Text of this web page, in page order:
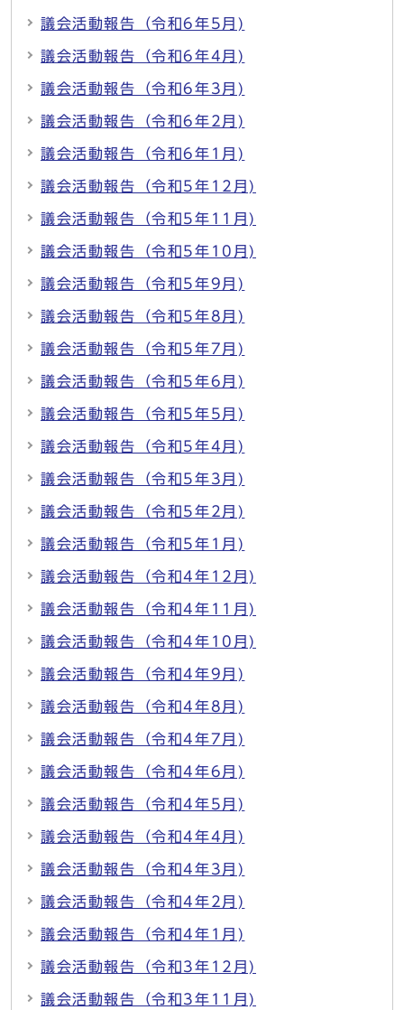
議会活動報告（令和6年5月)
議会活動報告（令和6年4月)
議会活動報告（令和6年3月)
議会活動報告（令和6年2月)
議会活動報告（令和6年1月)
議会活動報告（令和5年12月)
議会活動報告（令和5年11月)
議会活動報告（令和5年10月)
議会活動報告（令和5年9月)
議会活動報告（令和5年8月)
議会活動報告（令和5年7月)
議会活動報告（令和5年6月)
議会活動報告（令和5年5月)
議会活動報告（令和5年4月)
議会活動報告（令和5年3月)
議会活動報告（令和5年2月)
議会活動報告（令和5年1月)
議会活動報告（令和4年12月)
議会活動報告（令和4年11月)
議会活動報告（令和4年10月)
議会活動報告（令和4年9月)
議会活動報告（令和4年8月)
議会活動報告（令和4年7月)
議会活動報告（令和4年6月)
議会活動報告（令和4年5月)
議会活動報告（令和4年4月)
議会活動報告（令和4年3月)
議会活動報告（令和4年2月)
議会活動報告（令和4年1月)
議会活動報告（令和3年12月)
議会活動報告（令和3年11月)